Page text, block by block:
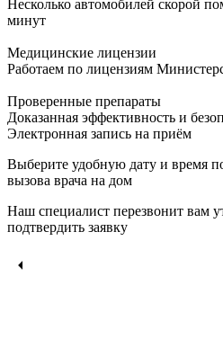
Несколько автомобилей скорой
минут
Медицинские лицензии
Работаем по лицензиям
Проверенные препараты
Доказанная эффективность и
Электронная запись на приём
Выберите удобную дату и время
вызова врача на дом
Наш специалист перезвонит вам
подтвердить заявку